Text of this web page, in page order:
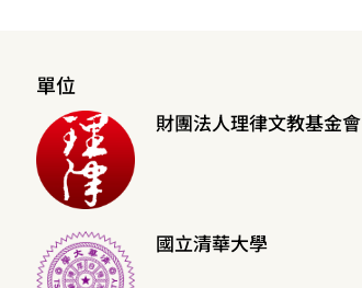
單位
財團法人理律文教基金會
國立清華大學